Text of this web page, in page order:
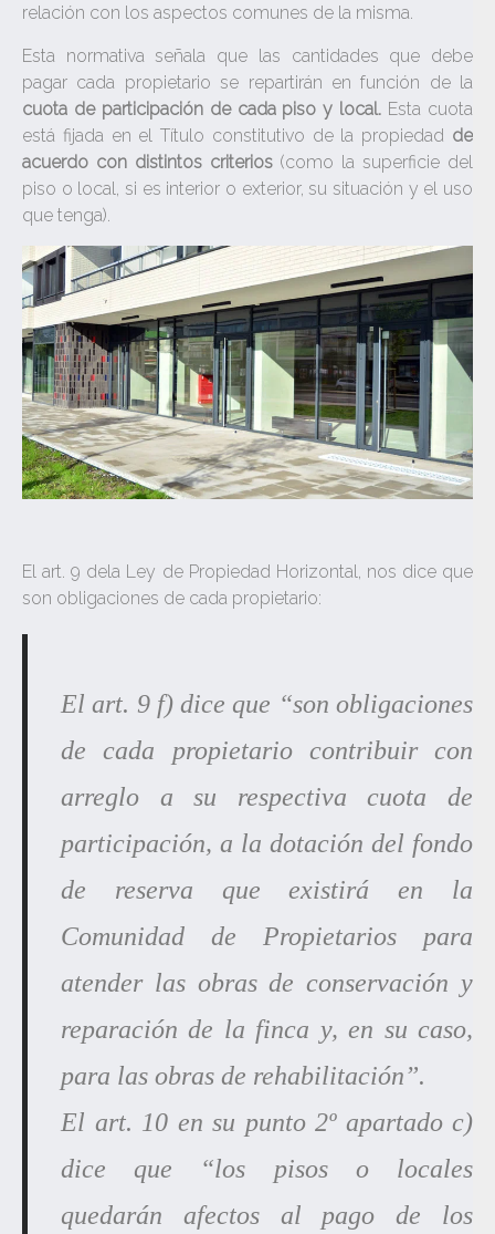
relación con los aspectos comunes de la misma.
Esta normativa señala que las cantidades que debe
pagar cada propietario se repartirán en función de la
cuota de participación de cada piso y local. Esta cuota
está fijada en el Título constitutivo de la propiedad de
acuerdo con distintos criterios(como la superficie del
piso o local, si es interior o exterior, su situación y el uso
que tenga).
El art. 9 dela Ley de Propiedad Horizontal, nos dice que
son obligaciones de cada propietario:
El art. 9 f) dice que “son obligaciones
de cada propietario contribuir con
arreglo a su respectiva cuota de
participación, a la dotación del fondo
de reserva que existirá en la
Comunidad de Propietarios para
atender las obras de conservación y
reparación de la finca y, en su caso,
para las obras de rehabilitación”.
El art. 10 en su punto 2º apartado c)
dice que “los pisos o locales
quedarán afectos al pago de los